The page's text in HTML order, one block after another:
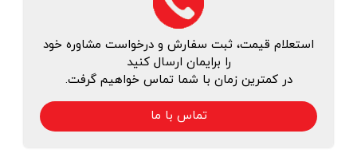
استعلام قیمت، ثبت سفارش و درخواست مشاوره خود
را برایمان ارسال کنید
در کمترین زمان با شما تماس خواهیم گرفت.
تماس با ما